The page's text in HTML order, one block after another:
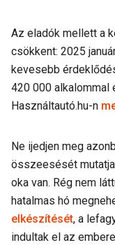
Az eladók mellett a
csökkent: 2025
kevesebb
420 000 alkalommal
Használtautó.hu-n
Ne ijedjen meg
összeesését
oka van. Rég nem
hatalmas hó
elkészítését, a
indultak el az